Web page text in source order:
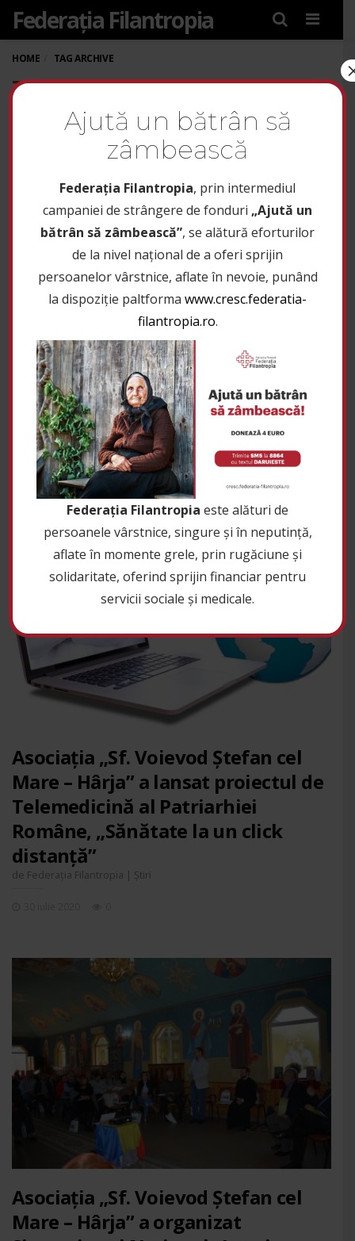
Menu
Federația Filantropia
HOME TAG ARCHIVE
TAG: ASOCIAȚIA „SF. VOIEVOD
ȘTEFAN CEL MARE- HÂRJA”
Conferința națională „Activ la
vârsta a treia”
Federația Filantropia|Știri
15 decembrie 2020 0
Asociația „Sf. Voievod Ștefan cel
Mare – Hârja” a lansat proiectul de
Telemedicină al Patriarhiei
Române, „Sănătate la un click
distanță”
de Federația Filantropia | Știri
Asociația „Sf. Voievod Ștefan cel
Mare – Hârja” a organizat
Ajută un bătrân să
zâmbească
Federaţia Filantropia, prin intermediul
campaniei de strângere de fonduri „Ajută un
bătrân să zâmbească”, se alătură eforturilor
de la nivel național de a oferi sprijin
persoanelor vârstnice, aflate în nevoie, punând
la dispoziție paltforma www.cresc.federatia-
filantropia.ro.
Federația Filantropia este alături de
persoanele vârstnice, singure și în neputință,
aflate în momente grele, prin rugăciune și
solidaritate, oferind sprijin financiar pentru
servicii sociale și medicale.